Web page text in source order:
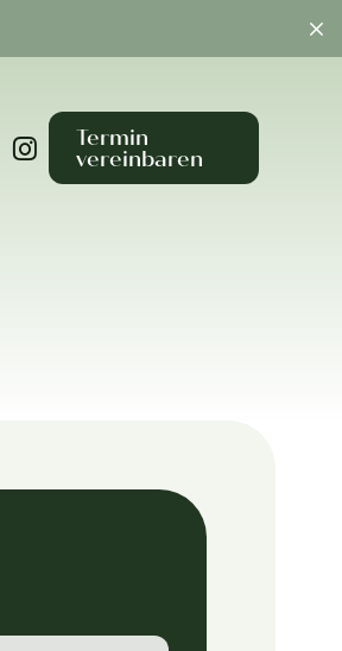
Termin
vereinbaren